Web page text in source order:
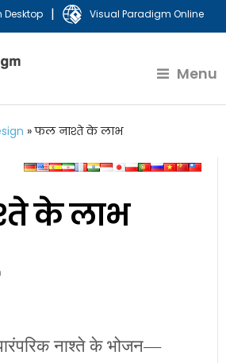
| Visual Paradigm Online
Menu
»फल नाश्ते के लाभ
के लाभ
नाश्ते के भोजन—